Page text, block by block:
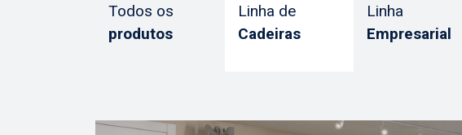
Todos os
produtos
Linha de
Cadeiras
Linha
Empresarial